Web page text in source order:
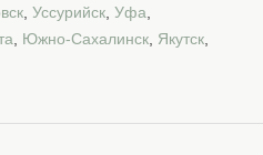
Уссурийск Уфа
Южно-Сахалинск Якутск